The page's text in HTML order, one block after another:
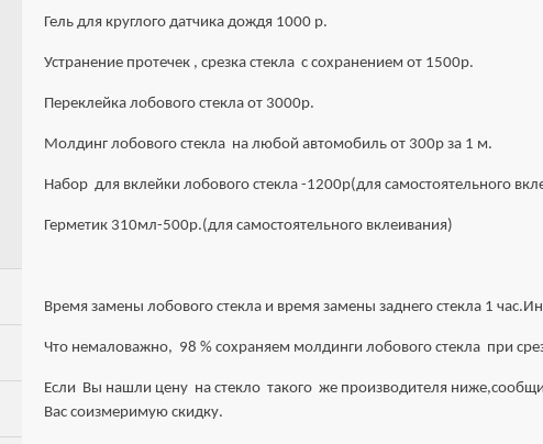
Гель для круглого датчика дождя 1000 р.
Устранение протечек , срезка стекла с сохранением от 1500р.
Переклейка лобового стекла от 3000р.
Молдинг лобового стекла на любой автомобиль от 300р за 1 м.
Набор для вклейки лобового стекла -1200р(для самостоятельного
Герметик 310мл-500р.(для самостоятельного вклеивания)
Время замены лобового стекла и время замены заднего стекла 1
Что немаловажно, 98 % сохраняем молдинги лобового стекла при
Если Вы нашли цену на стекло такого же производителя
Вас соизмеримую скидку.